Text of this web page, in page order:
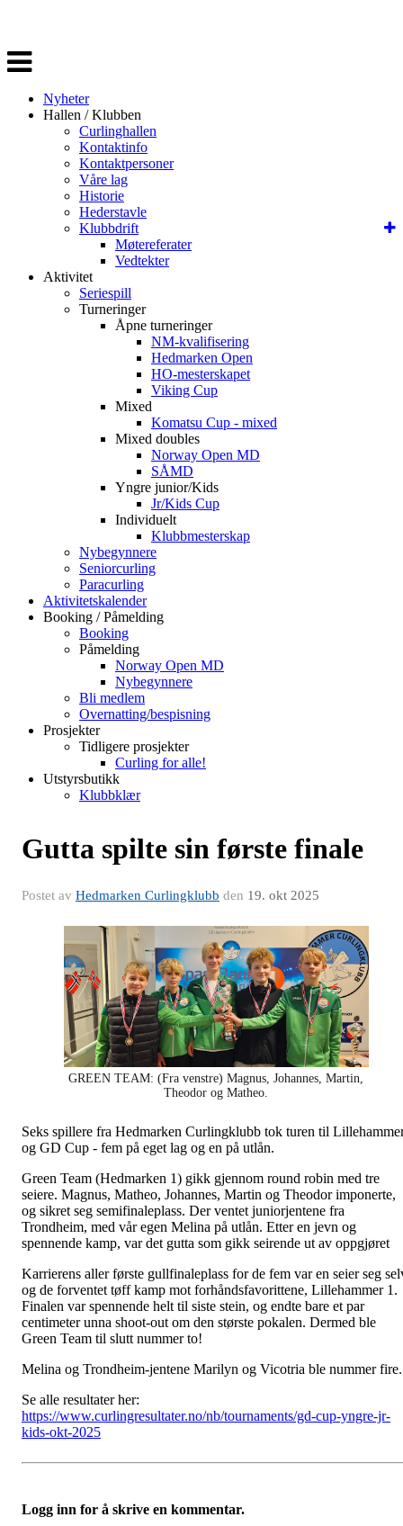
Veksle
navigasjon
Nyheter
Hallen / Klubben
Curlinghallen
Kontaktinfo
Kontaktpersoner
Våre lag
Historie
Hederstavle
Klubbdrift
Møtereferater
Vedtekter
Aktivitet
Seriespill
Turneringer
Åpne turneringer
NM-kvalifisering
Hedmarken Open
HO-mesterskapet
Viking Cup
Mixed
Komatsu Cup - mixed
Mixed doubles
Norway Open MD
SÅMD
Yngre junior/Kids
Jr/Kids Cup
Individuelt
Klubbmesterskap
Nybegynnere
Seniorcurling
Paracurling
Aktivitetskalender
Booking / Påmelding
Booking
Påmelding
Norway Open MD
Nybegynnere
Bli medlem
Overnatting/bespisning
Prosjekter
Tidligere prosjekter
Curling for alle!
Utstyrsbutikk
Klubbklær
Gutta spilte sin første finale
Postet av Hedmarken Curlingklubb den 19. okt 2025
GREEN TEAM: (Fra venstre) Magnus, Johannes, Martin,
Theodor og Matheo.
Seks spillere fra Hedmarken Curlingklubb tok turen til
og GD Cup - fem på eget lag og en på utlån.
Green Team (Hedmarken 1) gikk gjennom round robin med tre
seiere. Magnus, Matheo, Johannes, Martin og Theodor imponerte,
og sikret seg semifinaleplass. Der ventet juniorjentene fra
Trondheim, med vår egen Melina på utlån. Etter en jevn og
spennende kamp, var det gutta som gikk seirende ut av oppgjøret
Karrierens aller første gullfinaleplass for de fem var en seier seg
og de forventet tøff kamp mot forhåndsfavorittene, Lillehammer 1.
Finalen var spennende helt til siste stein, og endte bare et par
centimeter unna shoot-out om den største pokalen. Dermed ble
Green Team til slutt nummer to!
Melina og Trondheim-jentene Marilyn og Vicotria ble nummer fire.
Se alle resultater her:
https://www.curlingresultater.no/nb/tournaments/gd-cup-yngre-jr-
kids-okt-2025
Logg inn for å skrive en kommentar.